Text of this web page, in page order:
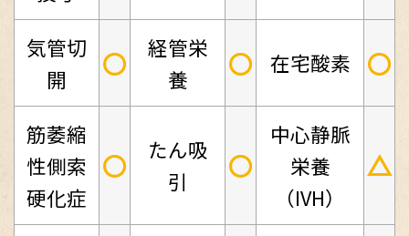
気管切
開
○
経管栄
養
○ 在宅酸素 ○
筋萎縮
性側索
硬化症
○
たん吸
引
○
中心静脈
栄養
（IVH）
△